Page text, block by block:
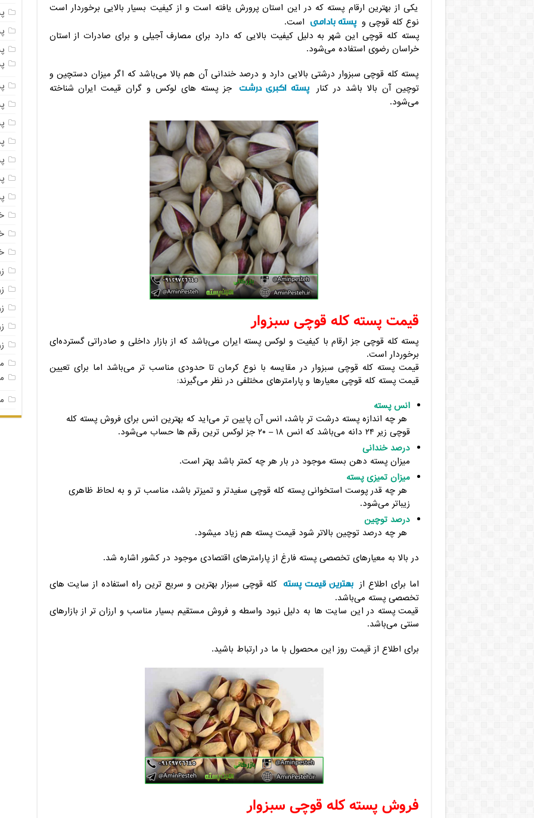
یکی از بهترین ارقام پسته که در این استان پرورش یافته است و از کیفیت بسیار بالایی برخوردار است
نوع کله قوچی و پسته بادامی است.
پسته کله قوچی این شهر به دلیل کیفیت بالایی که دارد برای مصارف آجیلی و برای صادرات از استان
خراسان رضوی استفاده می‌شود.
پسته کله قوچی سبزوار درشتی بالایی دارد و درصد خندانی آن هم بالا می‌باشد که اگر میزان دستچین و
توچین آن بالا باشد در کنار پسته اکبری درشت جز پسته های لوکس و گران قیمت ایران شناخته
می‌شود.
قیمت پسته کله قوچی سبزوار
پسته کله قوچی جز ارقام با کیفیت و لوکس پسته ایران می‌باشد که از بازار داخلی و صادراتی گسترده‌ای
برخوردار است.
قیمت پسته کله قوچی سبزوار در مقایسه با نوع کرمان تا حدودی مناسب تر می‌باشد اما برای تعیین
قیمت پسته کله قوچی معیارها و پارامترهای مختلفی در نظر می‌گیرند:
انس پسته
هر چه اندازه پسته درشت تر باشد، انس آن پایین تر می‌اید که بهترین انس برای فروش پسته کله
قوچی زیر ۲۴ دانه می‌باشد که انس ۱۸ – ۲۰ جز لوکس ترین رقم ها حساب می‌شود.
درصد خندانی
میزان پسته دهن بسته موجود در بار هر چه کمتر باشد بهتر است.
میزان تمیزی پسته
هر چه قدر پوست استخوانی پسته کله قوچی سفیدتر و تمیزتر باشد، مناسب تر و به لحاظ ظاهری
زیباتر می‌شود.
درصد توچین
هر چه درصد توچین بالاتر شود قیمت پسته هم زیاد میشود.
در بالا به معیارهای تخصصی پسته فارغ از پارامترهای اقتصادی موجود در کشور اشاره شد.
اما برای اطلاع از بهترین قیمت پسته کله قوچی سبزار بهترین و سریع ترین راه استفاده از سایت های
تخصصی پسته می‌باشد.
قیمت پسته در این سایت ها به دلیل نبود واسطه و فروش مستقیم بسیار مناسب و ارزان تر از بازارهای
سنتی می‌باشد.
برای اطلاع از قیمت روز این محصول با ما در ارتباط باشید.
فروش پسته کله قوچی سبزوار